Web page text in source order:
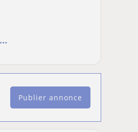
Publier annonce